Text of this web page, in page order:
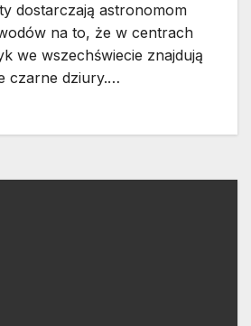
dostarczają astronomom
na to, że w centrach
we wszechświecie znajdują
czarne dziury.…